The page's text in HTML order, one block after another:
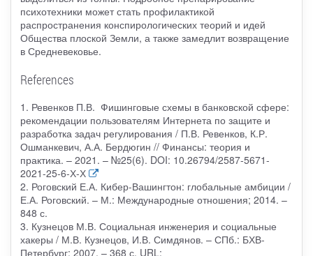
психотехники может стать профилактикой
распространения конспирологических теорий и идей
Общества плоской Земли, а также замедлит возвращение
в Средневековье.
References
1. Ревенков П.В. Фишинговые схемы в банковской сфере:
рекомендации пользователям Интернета по защите и
разработка задач регулирования / П.В. Ревенков, К.Р.
Ошманкевич, А.А. Бердюгин // Финансы: теория и
практика. – 2021. – №25(6). DOI: 10.26794/2587-5671-
2021-25-6-Х-Х
2. Роговский Е.А. Кибер-Вашингтон: глобальные амбиции /
Е.А. Роговский. – М.: Международные отношения; 2014. –
848 с.
3. Кузнецов М.В. Социальная инженерия и социальные
хакеры / М.В. Кузнецов, И.В. Симдянов. – СПб.: БХВ-
Петербург; 2007. – 368 с. URL: